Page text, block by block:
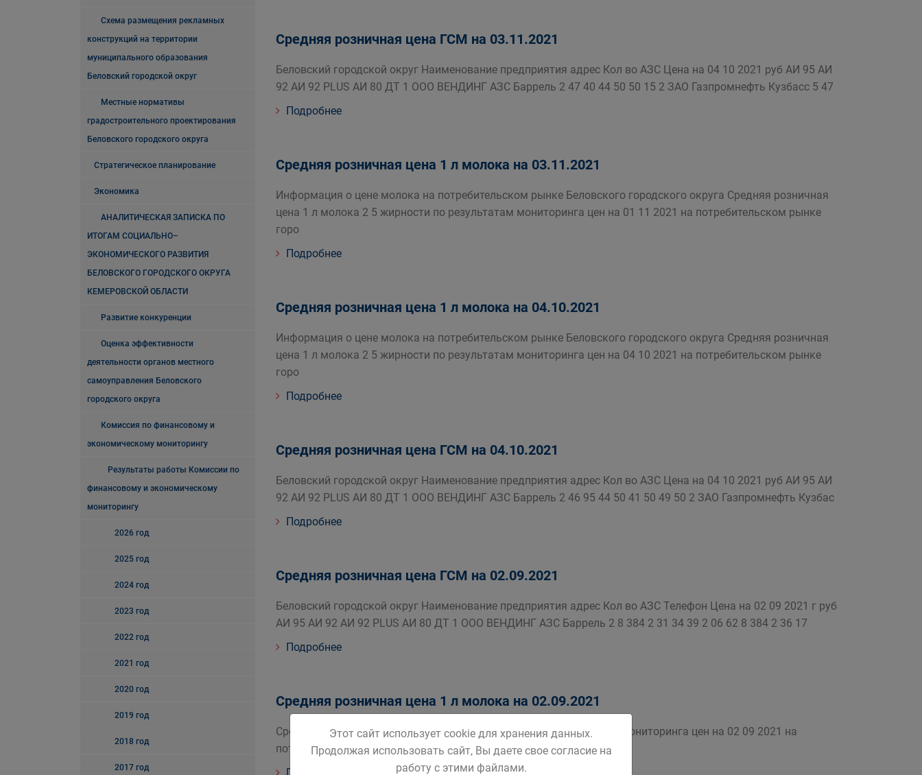
Схема размещения рекламных
конструкций на территории
муниципального образования
Беловский городской округ
Местные нормативы
градостроительного проектирования
Беловского городского округа
Стратегическое планирование
Экономика
АНАЛИТИЧЕСКАЯ ЗАПИСКА ПО
ИТОГАМ СОЦИАЛЬНО–
ЭКОНОМИЧЕСКОГО РАЗВИТИЯ
БЕЛОВСКОГО ГОРОДСКОГО ОКРУГА
КЕМЕРОВСКОЙ ОБЛАСТИ
Развитие конкуренции
Оценка эффективности
деятельности органов местного
самоуправления Беловского
городского округа
Комиссия по финансовому и
экономическому мониторингу
Результаты работы Комиссии по
финансовому и экономическому
мониторингу
2026 год
2025 год
2024 год
2023 год
2022 год
2021 год
2020 год
2019 год
2018 год
2017 год
Средняя розничная цена ГСМ на 03.11.2021
Беловский городской округ Наименование предприятия адрес Кол во АЗС Цена на 04 10 2021 руб АИ 95 АИ
92 АИ 92 PLUS АИ 80 ДТ 1 ООО ВЕНДИНГ АЗС Баррель 2 47 40 44 50 50 15 2 ЗАО Газпромнефть Кузбасс 5 47
Подробнее
Средняя розничная цена 1 л молока на 03.11.2021
Информация о цене молока на потребительском рынке Беловского городского округа Средняя розничная
цена 1 л молока 2 5 жирности по результатам мониторинга цен на 01 11 2021 на потребительском рынке
горо
Подробнее
Средняя розничная цена 1 л молока на 04.10.2021
Информация о цене молока на потребительском рынке Беловского городского округа Средняя розничная
цена 1 л молока 2 5 жирности по результатам мониторинга цен на 04 10 2021 на потребительском рынке
горо
Подробнее
Средняя розничная цена ГСМ на 04.10.2021
Беловский городской округ Наименование предприятия адрес Кол во АЗС Цена на 04 10 2021 руб АИ 95 АИ
92 АИ 92 PLUS АИ 80 ДТ 1 ООО ВЕНДИНГ АЗС Баррель 2 46 95 44 50 41 50 49 50 2 ЗАО Газпромнефть Кузбас
Подробнее
Средняя розничная цена ГСМ на 02.09.2021
Беловский городской округ Наименование предприятия адрес Кол во АЗС Телефон Цена на 02 09 2021 г руб
АИ 95 АИ 92 АИ 92 PLUS АИ 80 ДТ 1 ООО ВЕНДИНГ АЗС Баррель 2 8 384 2 31 34 39 2 06 62 8 384 2 36 17
Подробнее
Средняя розничная цена 1 л молока на 02.09.2021
Средняя розничная цена 1 л молока 2 5 жирности по результатам мониторинга цен на 02 09 2021 на
потребительском рынке города составила 37 46 рублей
Этот сайт использует cookie для хранения данных.
Продолжая использовать сайт, Вы даете свое согласие на
работу с этими файлами.